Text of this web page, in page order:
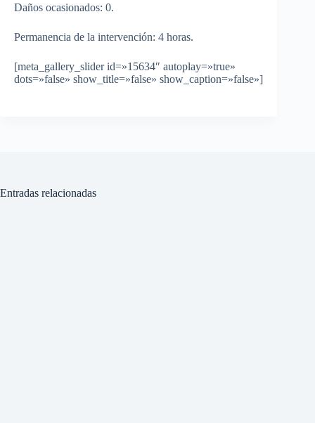
Daños ocasionados: 0.
Permanencia de la intervención: 4 horas.
[meta_gallery_slider id=»15634″ autoplay=»true»
dots=»false» show_title=»false» show_caption=»false»]
Entradas relacionadas